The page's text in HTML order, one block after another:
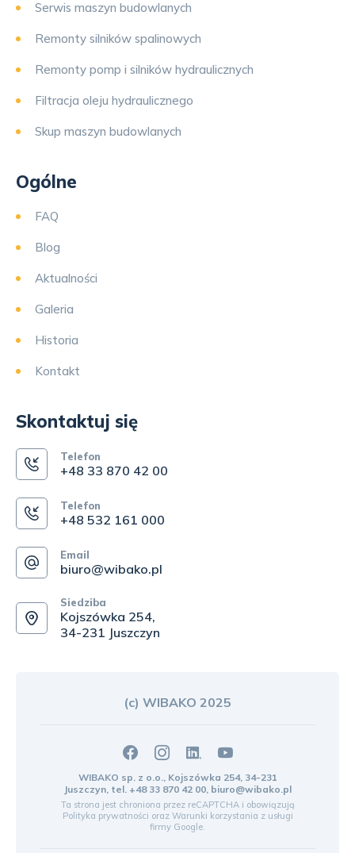
Serwis maszyn budowlanych
Remonty silników spalinowych
Remonty pomp i silników hydraulicznych
Filtracja oleju hydraulicznego
Skup maszyn budowlanych
Ogólne
FAQ
Blog
Aktualności
Galeria
Historia
Kontakt
Skontaktuj się
Telefon
+48 33 870 42 00
Telefon
+48 532 161 000
Email
biuro@wibako.pl
Siedziba
Kojszówka 254,
34-231 Juszczyn
(c) WIBAKO 2025
WIBAKO sp. z o.o., Kojszówka 254, 34-231
Juszczyn, tel. +48 33 870 42 00, biuro@wibako.pl
Ta strona jest chroniona przez reCAPTCHA i obowiązują
Polityka prywatności oraz Warunki korzystania z usługi
firmy Google.